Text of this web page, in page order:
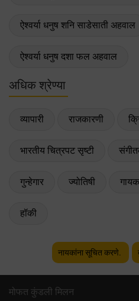
ऐश्वर्या धनुष शनि साडेसाती अहवाल
ऐश्वर्या धनुष दशा फल अहवाल
अधिक श्रेण्या
व्यापारी राजकारणी
भारतीय चित्रपट सृष्टी
गुन्हेगार ज्योतिषी गायक
हॉकी
नायकांना सूचित करणे.
मोफत कुंडली मिलन